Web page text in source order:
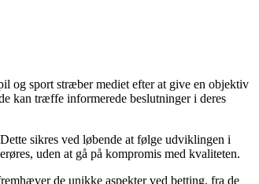
og sport stræber mediet efter at give en objektiv
kan træffe informerede beslutninger i deres
sikres ved løbende at følge udviklingen i
uden at gå på kompromis med kvaliteten.
de unikke aspekter ved betting, fra de